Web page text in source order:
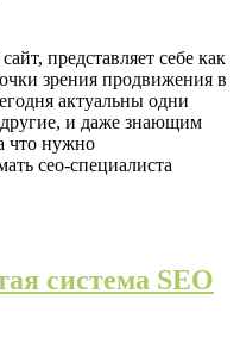
представляет себе как
зрения продвижения в
актуальны одни
и даже знающим
что нужно
сео-специалиста
система SEO